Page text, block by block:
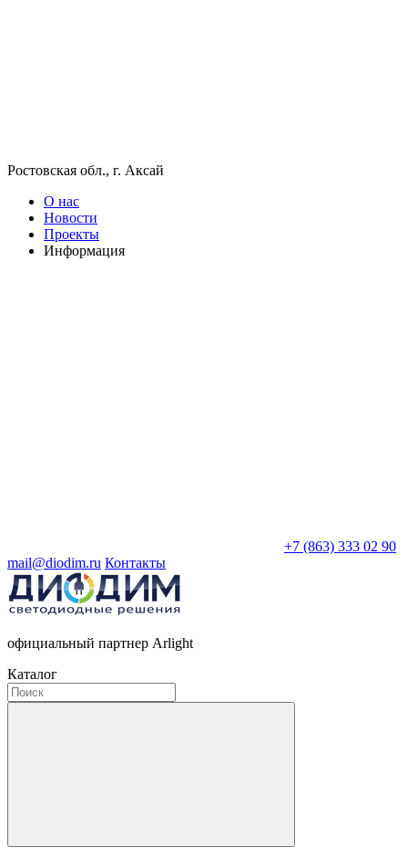
Ростовская обл., г. Аксай
О нас
Новости
Проекты
Информация
+7 (863) 333 02 90
mail@diodim.ru Контакты
официальный партнер Arlight
Каталог